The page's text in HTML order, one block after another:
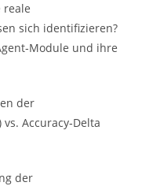
reale
sich identifizieren?
und ihre
der
Accuracy‑Delta
der